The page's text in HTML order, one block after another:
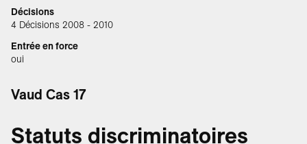
Décisions
4 Décisions 2008 - 2010
Entrée en force
oui
Vaud Cas 17
Statuts discriminatoires